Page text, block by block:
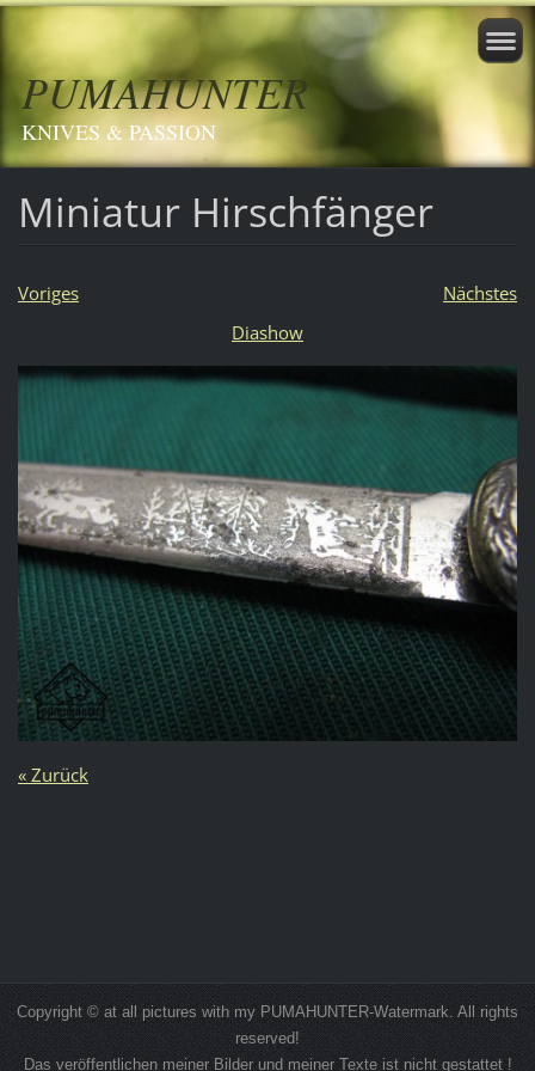
PUMAHUNTER
KNIVES & PASSION
Miniatur Hirschfänger
Voriges
Nächstes
Diashow
« Zurück
Copyright © at all pictures with my PUMAHUNTER-Watermark. All rights
reserved!
Das veröffentlichen meiner Bilder und meiner Texte ist nicht gestattet !